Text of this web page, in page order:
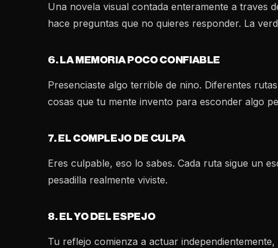
Una novela visual contada enteramente a traves
hace preguntas que no quieres responder. La
6. LA MEMORIA POCO CONFIABLE
Presenciaste algo terrible de nino. Diferentes
cosas que tu mente invento para esconder algo
7. EL COMPLEJO DE CULPA
Eres culpable, eso lo sabes. Cada ruta sigue un
pesadilla realmente viviste.
8. EL YO DEL ESPEJO
Tu reflejo comienza a actuar